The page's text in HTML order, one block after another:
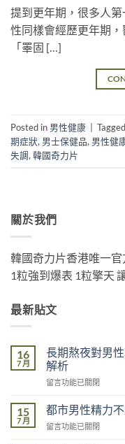
提到更年期，很多人
性同樣會經歷更年期
「睪固 […]
Posted in 男性健康 | Tagged
期症狀, 男士保健品, 男性健
失調, 韓國奇力片
關於我們
韓國奇力片香港唯一官
1粒強到爆表 1粒擎天
最新貼文
16
7 月
長期熬夜對男
解析
在
期
熬
夜
留言功能已關閉
15
7 月
都市男性精力
在
留言功能已關閉